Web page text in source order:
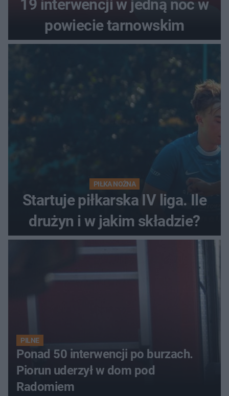
19 interwencji w jedną noc w
powiecie tarnowskim
PIŁKA NOŻNA
Startuje piłkarska IV liga. Ile
drużyn i w jakim składzie?
PILNE
Ponad 50 interwencji po burzach.
Piorun uderzył w dom pod
Radomiem